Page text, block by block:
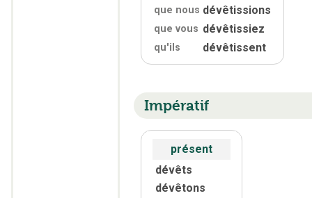
que nous dévêtissions
que vous dévêtissiez
qu'ils dévêtissent
Impératif
présent
dévêts
dévêtons